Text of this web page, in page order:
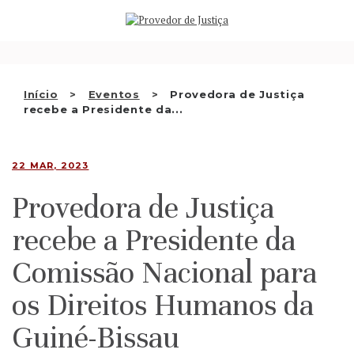
Início Eventos
Provedora de Justiça
recebe a Presidente da...
QUEM SOMOS
RECOMENDAÇÕES E OUTRAS
DECISÕES
PT
22 MAR, 2023
Provedora de Justiça
recebe a Presidente da
Comissão Nacional para
os Direitos Humanos da
Guiné-Bissau